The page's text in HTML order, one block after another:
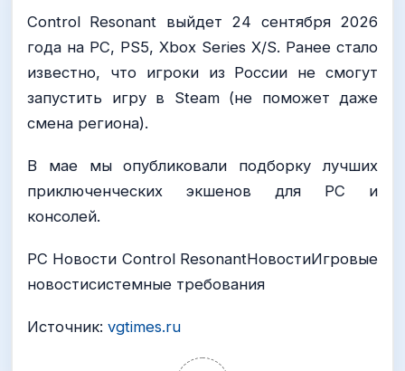
Control Resonant выйдет 24 сентября 2026
года на PC, PS5, Xbox Series X/S. Ранее стало
известно, что игроки из России не смогут
запустить игру в Steam (не поможет даже
смена региона).
В мае мы опубликовали подборку лучших
приключенческих экшенов для PC и
консолей.
PC Новости Control ResonantНовостиИгровые
новостисистемные требования
Источник: vgtimes.ru